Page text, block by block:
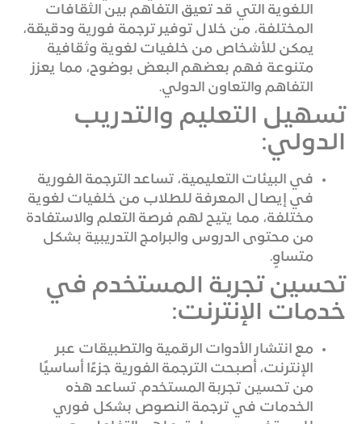
اللغوية التي قد تعيق التفاهم بين الثقافات
المختلفة، من خلال توفير ترجمة فورية ودقيقة،
يمكن للأشخاص من خلفيات لغوية وثقافية
متنوعة فهم بعضهم البعض بوضوح، مما يعزز
التفاهم والتعاون الدولي.
تسهيل التعليم والتدريب
الدولي:
في البيئات التعليمية، تساعد الترجمة الفورية
في إيصال المعرفة للطلاب من خلفيات لغوية
مختلفة، مما يتيح لهم فرصة التعلم والاستفادة
من محتوى الدروس والبرامج التدريبية بشكل
متساوٍ.
تحسين تجربة المستخدم في
خدمات الإنترنت:
مع انتشار الأدوات الرقمية والتطبيقات عبر
الإنترنت، أصبحت الترجمة الفورية جزءًا أساسيًا
من تحسين تجربة المستخدم. تساعد هذه
الخدمات في ترجمة النصوص بشكل فوري